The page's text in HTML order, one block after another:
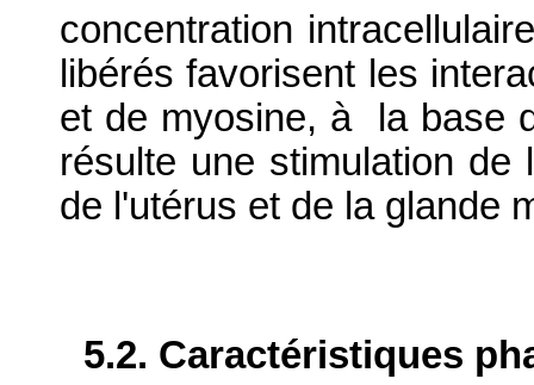
concentration
libérés favorisent les
et de myosine, à la base
résulte une stimulation
de l'utérus et de la glande
5.2. Caractéristiques